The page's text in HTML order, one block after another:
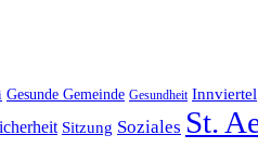
Gesunde Gemeinde Gesundheit Innviertel
Sitzung Soziales St.